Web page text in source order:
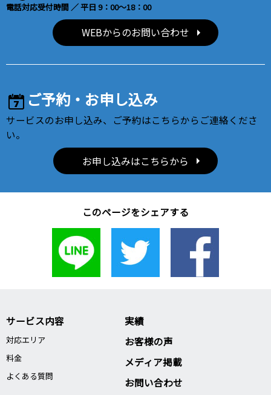
電話対応受付時間 ／ 平日 9：00～18：00
WEBからのお問い合わせ
ご予約・お申し込み
サービスのお申し込み、ご予約はこちらからご連絡くださ
い。
お申し込みはこちらから
このページをシェアする
サービス内容
対応エリア
料金
よくある質問
実績
お客様の声
メディア掲載
お問い合わせ